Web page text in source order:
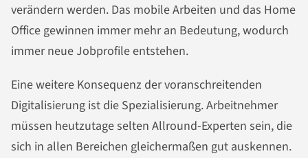
verändern werden. Das mobile Arbeiten und das Home
Office gewinnen immer mehr an Bedeutung, wodurch
immer neue Jobprofile entstehen.
Eine weitere Konsequenz der voranschreitenden
Digitalisierung ist die Spezialisierung. Arbeitnehmer
müssen heutzutage selten Allround-Experten sein, die
sich in allen Bereichen gleichermaßen gut auskennen.